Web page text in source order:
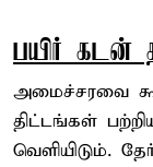
பயிர் கடன்
அமைச்சரவை
திட்டங்கள்
வெளியிடும்.